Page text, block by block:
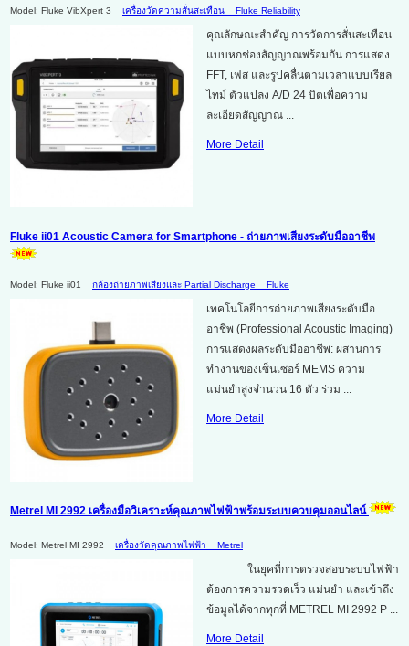
Model: Fluke VibXpert 3 เครื่องวัดความสั่นสะเทือน Fluke Reliability
คุณลักษณะสำคัญ การวัดการสั่นสะเทือน
แบบหกช่องสัญญาณพร้อมกัน การแสดง
FFT, เฟส และรูปคลื่นตามเวลาแบบเรียล
ไทม์ ตัวแปลง A/D 24 บิตเพื่อความ
ละเอียดสัญญาณ ...
More Detail
Fluke ii01 Acoustic Camera for Smartphone - ถ่ายภาพเสียงระดับมืออาชีพ
Model: Fluke ii01 กล้องถ่ายภาพเสียงและ Partial Discharge Fluke
เทคโนโลยีการถ่ายภาพเสียงระดับมือ
อาชีพ (Professional Acoustic Imaging)
การแสดงผลระดับมืออาชีพ: ผสานการ
ทำงานของเซ็นเซอร์ MEMS ความ
แม่นยำสูงจำนวน 16 ตัว ร่วม ...
More Detail
Metrel MI 2992 เครื่องมือวิเคราะห์คุณภาพไฟฟ้าพร้อมระบบควบคุมออนไลน์
Model: Metrel MI 2992 เครื่องวัดคุณภาพไฟฟ้า Metrel
ในยุคที่การตรวจสอบระบบไฟฟ้า
ต้องการความรวดเร็ว แม่นยำ และเข้าถึง
ข้อมูลได้จากทุกที่ METREL MI 2992 P ...
More Detail